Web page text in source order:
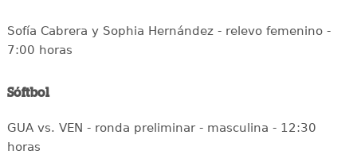
Sofía Cabrera y Sophia Hernández - relevo femenino -
7:00 horas
Sóftbol
GUA vs. VEN - ronda preliminar - masculina - 12:30
horas